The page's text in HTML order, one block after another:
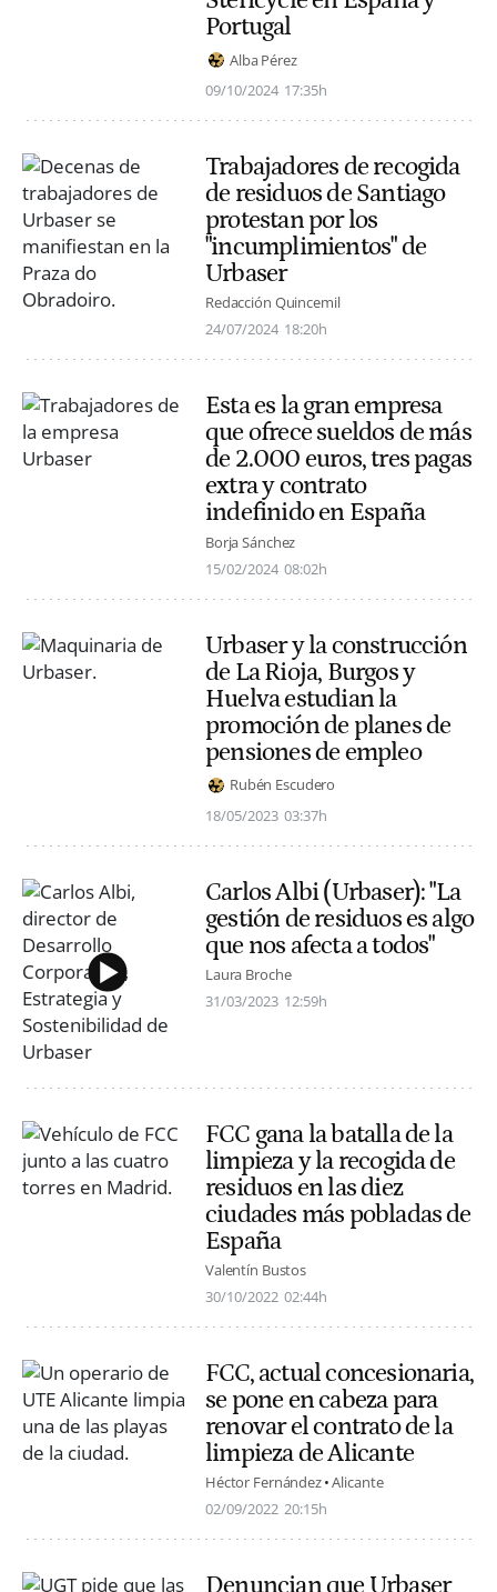
Portugal
Alba Pérez
09/10/2024 17:35h
Trabajadores de recogida
de residuos de Santiago
protestan por los
"incumplimientos" de
Urbaser
Redacción Quincemil
24/07/2024 18:20h
Esta es la gran empresa
que ofrece sueldos de más
de 2.000 euros, tres pagas
extra y contrato
indefinido en España
Borja Sánchez
15/02/2024 08:02h
Urbaser y la construcción
de La Rioja, Burgos y
Huelva estudian la
promoción de planes de
pensiones de empleo
Rubén Escudero
18/05/2023 03:37h
Carlos Albi (Urbaser): "La
gestión de residuos es algo
que nos afecta a todos"
Laura Broche
31/03/2023 12:59h
FCC gana la batalla de la
limpieza y la recogida de
residuos en las diez
ciudades más pobladas de
España
Valentín Bustos
30/10/2022 02:44h
FCC, actual concesionaria,
se pone en cabeza para
renovar el contrato de la
limpieza de Alicante
Héctor Fernández Alicante
02/09/2022 20:15h
Denuncian que Urbaser